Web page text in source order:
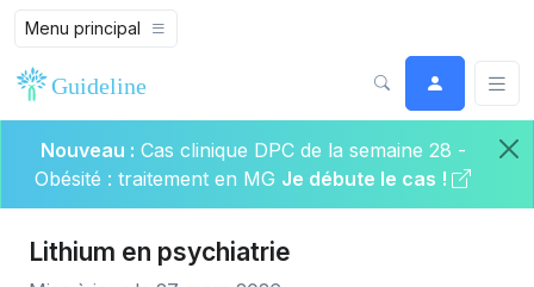
Menu principal
Nouveau : Cas clinique DPC de la semaine 28 -
Obésité : traitement en MG Je débute le cas !
Lithium en psychiatrie